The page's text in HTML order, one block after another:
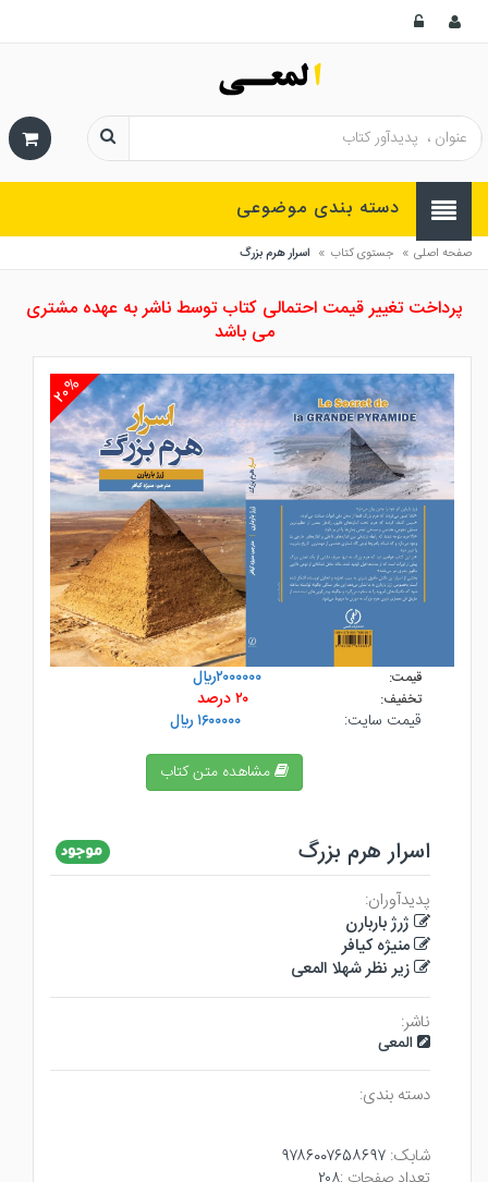
دسته بندی موضوعی
صفحه اصلی » جستوی کتاب » اسرار هرم بزرگ
پرداخت تغییر قیمت احتمالی کتاب توسط ناشر به عهده مشتری
می باشد
۲۰%
قیمت: ۲۰۰۰۰۰۰ريال
تخفیف:
۲۰ درصد
قیمت سایت:
۱۶۰۰۰۰۰ ريال
مشاهده متن کتاب
اسرار هرم بزرگ
پدیدآوران:
ژرژ باربارن
منیژه کیافر
زیر نظر شهلا المعی
ناشر:
المعی
دسته بندی:
شابک: ۹۷۸۶۰۰۷۶۵۸۶۹۷